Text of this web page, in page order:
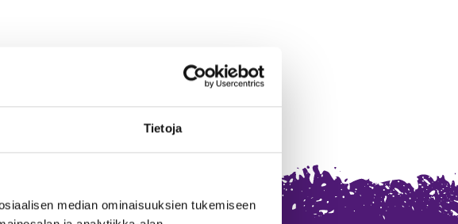
Tietoja
median ominaisuuksien tukemiseen